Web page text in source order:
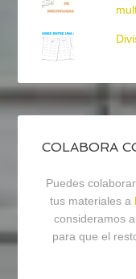
COLABORA
Puedes
tus materiales a
consideramos
para que el